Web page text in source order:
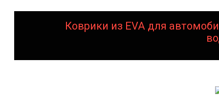
Коврики из EVA для